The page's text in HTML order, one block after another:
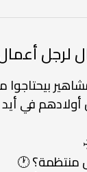
لرجل
بيحتاجوا
في أيد
🕐